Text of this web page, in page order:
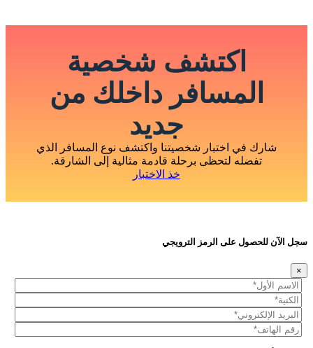
اكتشف شخصية
المسافر داخلك من
جديد
شارك في اختبار شخصيتنا واكتشف نوع المسافر الذي
تفضله لتحظى برحلة قادمة مثالية إلى الشارقة.
خذ الاختبار
سجل الآن للحصول على الرمز الترويجي
×